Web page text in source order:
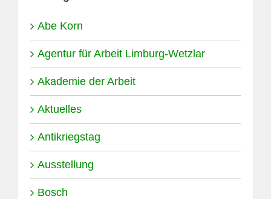
Abe Korn
Agentur für Arbeit Limburg-Wetzlar
Akademie der Arbeit
Aktuelles
Antikriegstag
Ausstellung
Bosch